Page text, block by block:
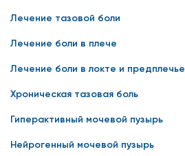
Лечение тазовой боли
Лечение боли в плече
Лечение боли в локте и предплечье
Хроническая тазовая боль
Гиперактивный мочевой пузырь
Нейрогенный мочевой пузырь